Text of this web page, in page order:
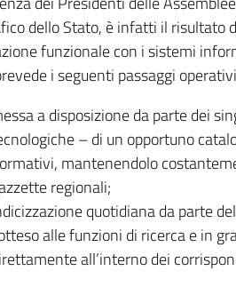
dello Stato, è infatti il risultato
funzionale con i sistemi
i seguenti passaggi
a disposizione da parte dei
– di un opportuno
mantenendolo
regionali;
quotidiana da parte
alle funzioni di ricerca e in
all’interno dei